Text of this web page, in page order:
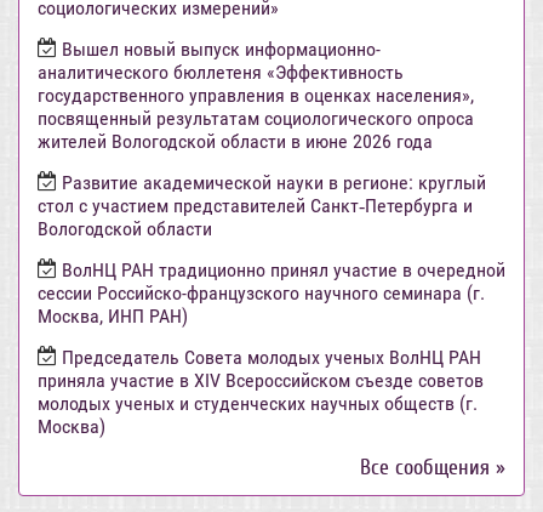
социологических измерений»
Вышел новый выпуск информационно-
аналитического бюллетеня «Эффективность
государственного управления в оценках населения»,
посвященный результатам социологического опроса
жителей Вологодской области в июне 2026 года
Развитие академической науки в регионе: круглый
стол с участием представителей Санкт‑Петербурга и
Вологодской области
ВолНЦ РАН традиционно принял участие в очередной
сессии Российско-французского научного семинара (г.
Москва, ИНП РАН)
Председатель Совета молодых ученых ВолНЦ РАН
приняла участие в XIV Всероссийском съезде советов
молодых ученых и студенческих научных обществ (г.
Москва)
Все сообщения »